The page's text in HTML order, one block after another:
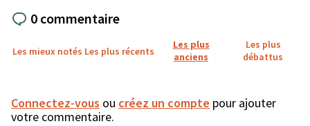
0 commentaire
Les mieux notés Les plus récents
Les plus
anciens
Les plus
débattus
Connectez-vous ou créez un compte pour ajouter
votre commentaire.